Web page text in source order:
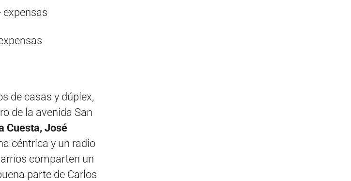
expensas
de casas y dúplex,
de la avenida San
Cuesta, José
céntrica y un radio
comparten un
parte de Carlos